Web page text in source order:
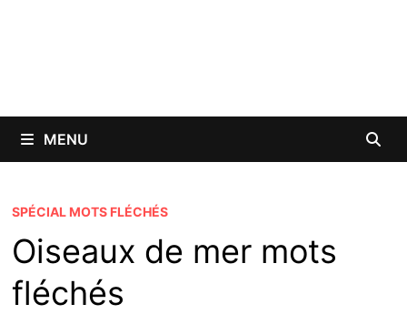
MENU
SPÉCIAL MOTS FLÉCHÉS
Oiseaux de mer mots
fléchés